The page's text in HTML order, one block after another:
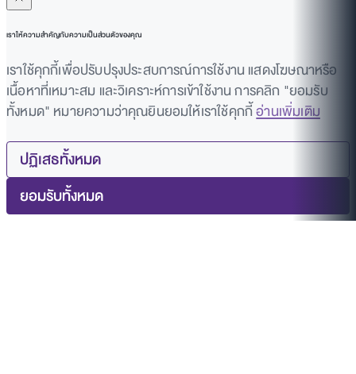
เราให้ความสำคัญกับความเป็นส่วนตัวของคุณ
เราใช้คุกกี้เพื่อปรับปรุงประสบการณ์การใช้งาน แสดงโฆษณาหรือ
เนื้อหาที่เหมาะสม และวิเคราะห์การเข้าใช้งาน การคลิก "ยอมรับ
ทั้งหมด" หมายความว่าคุณยินยอมให้เราใช้คุกกี้อ่านเพิ่มเติม
ปฏิเสธทั้งหมด
ยอมรับทั้งหมด